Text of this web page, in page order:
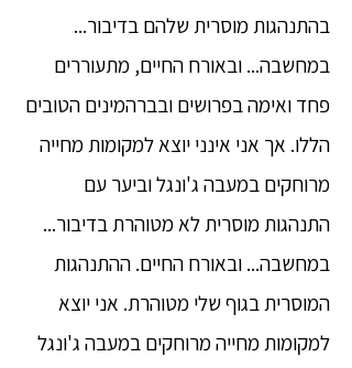
בהתנהגות מוסרית שלהם בדיבור...
במחשבה... ובאורח החיים, מתעוררים
פחד ואימה בפרושים ובברהמינים הטובים
הללו. אך אני אינני יוצא למקומות מחייה
מרוחקים במעבה ג'ונגל וביער עם
התנהגות מוסרית לא מטוהרת בדיבור...
במחשבה... ובאורח החיים. ההתנהגות
המוסרית בגוף שלי מטוהרת. אני יוצא
למקומות מחייה מרוחקים במעבה ג'ונגל